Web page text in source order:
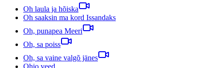
Oh laula ja hõiska
Oh saaksin ma kord Issandaks
Oh, punapea Meeri
Oh, sa poiss
Oh, sa vaine valgõ jänes
Ohio veed